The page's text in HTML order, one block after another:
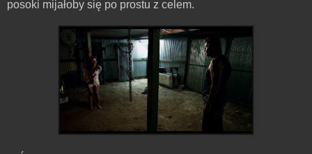
posoki mijałoby się po prostu z celem.